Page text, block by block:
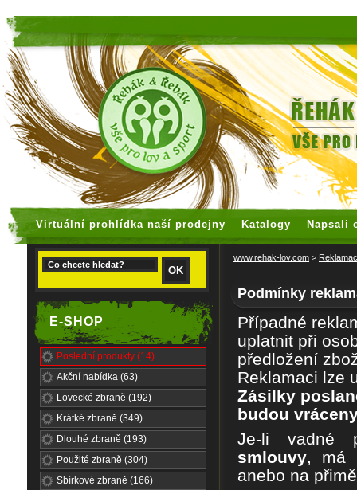
Virtuální prohlídka naší prodejny Katalogy Napsali
E-SHOP
Poslední produkty (14)
Akční nabídka (63)
Lovecké zbraně (192)
Krátké zbraně (349)
Dlouhé zbraně (193)
Použité zbraně (304)
Sbírkové zbraně (166)
www.rehak-lov.com >
Podmínky
Případné
uplatnit při
předložení
Reklamaci lze
Zásilky
budou
Je-li vadné
smlouvy, má
anebo na přim